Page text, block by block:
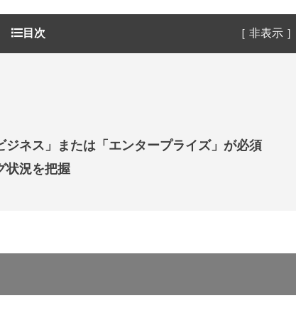
目次 ［ 非表示
ネス」または「エンタープライズ」が必須
状況を把握